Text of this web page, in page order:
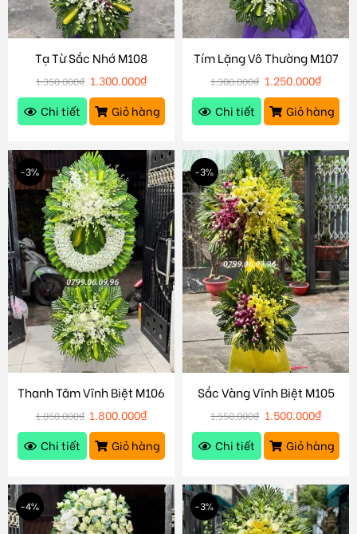
Tạ Từ Sắc Nhớ M108
1.350.000₫ 1.300.000₫
Chi tiết
Giỏ hàng
Tím Lặng Vô Thường M107
1.300.000₫ 1.250.000₫
Chi tiết
Giỏ hàng
-3%
Thanh Tâm Vĩnh Biệt M106
1.850.000₫ 1.800.000₫
Chi tiết
Giỏ hàng
-3%
Sắc Vàng Vĩnh Biệt M105
1.550.000₫ 1.500.000₫
Chi tiết
Giỏ hàng
-4% -3%